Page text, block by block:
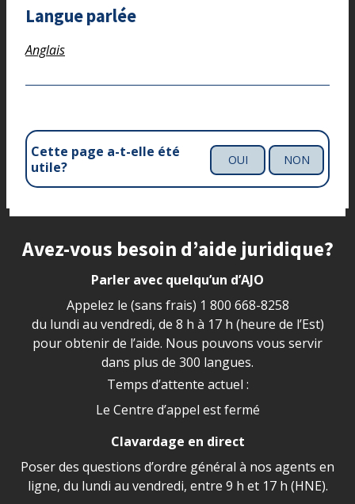
Langue parlée
Anglais
Cette page a-t-elle été
utile?
OUI NON
Site footer
Avez-vous besoin d’aide juridique?
Parler avec quelqu’un d’AJO
Appelez le (sans frais) 1 800 668-8258
du lundi au vendredi, de 8 h à 17 h (heure de l’Est)
pour obtenir de l’aide. Nous pouvons vous servir
dans plus de 300 langues.
Temps d’attente actuel :
Le Centre d’appel est fermé
Clavardage en direct
Poser des questions d’ordre général à nos agents en
ligne, du lundi au vendredi, entre 9 h et 17 h (HNE).